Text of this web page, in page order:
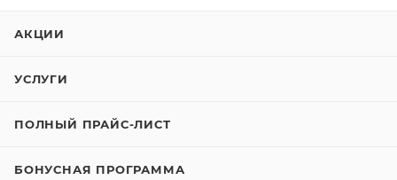
АКЦИИ
УСЛУГИ
ПОЛНЫЙ ПРАЙС-ЛИСТ
БОНУСНАЯ ПРОГРАММА